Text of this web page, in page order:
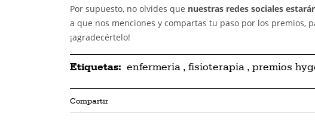
Por supuesto, no olvides que nuestras redes sociales
a que nos menciones y compartas tu paso por los premios,
¡agradecértelo!
Etiquetas: enfermeria , fisioterapia , premios
Compartir